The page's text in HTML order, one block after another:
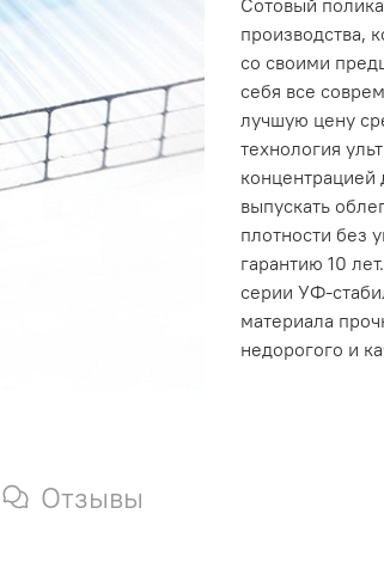
Сотовый
производства,
со своими
себя все
лучшую цену
технология
выпускать
плотности без
гарантию 10
серии УФ-
материала
недорогого и
Отзывы